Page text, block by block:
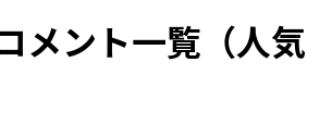
メント一覧（人気